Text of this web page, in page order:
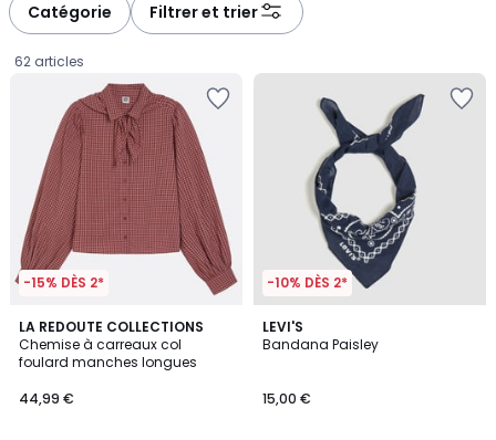
Catégorie Filtrer et trier
62 articles
-15% DÈS 2*
LA REDOUTE COLLECTIONS
Chemise à carreaux col
foulard manches longues
€.
44,99 €
-10% DÈS 2*
LEVI'S
Bandana Paisley
15,00 €
4,9
/ 5